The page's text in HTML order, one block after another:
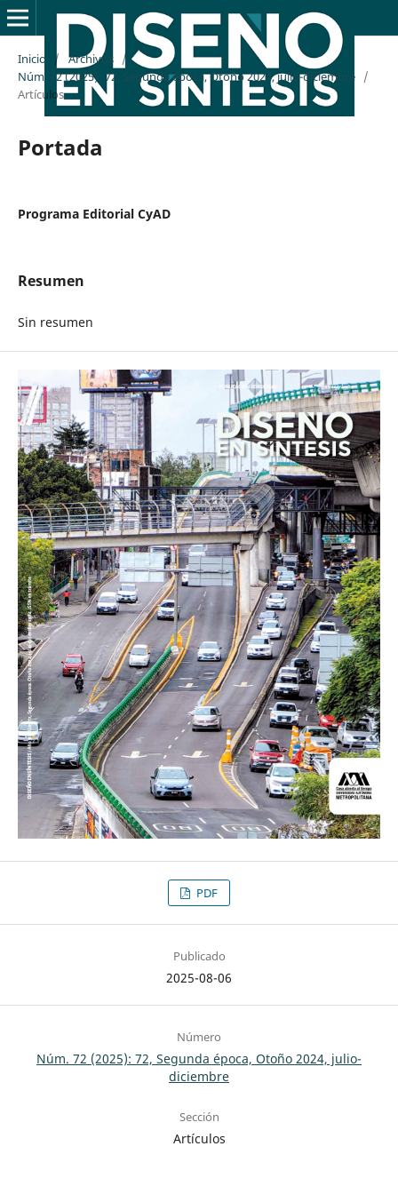
Inicio / Archivos /
Núm. 72 (2025): 72, Segunda época, Otoño 2024, julio-diciembre /
Artículos
Portada
Programa Editorial CyAD
Resumen
Sin resumen
PDF
Publicado
2025-08-06
Número
Núm. 72 (2025): 72, Segunda época, Otoño 2024, julio-
diciembre
Sección
Artículos